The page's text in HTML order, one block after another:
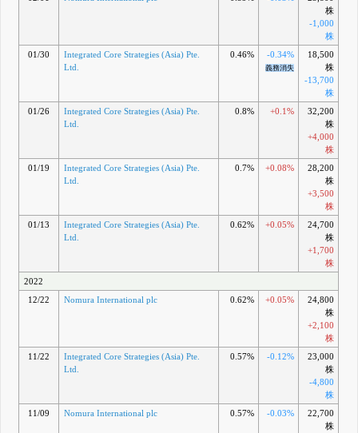
株
-1,000
株
01/30
Integrated Core Strategies (Asia) Pte.
Ltd.
0.46% -0.34%
義務消失
18,500
株
-13,700
株
01/26
Integrated Core Strategies (Asia) Pte.
Ltd.
0.8% +0.1%
32,200
株
+4,000
株
01/19
Integrated Core Strategies (Asia) Pte.
Ltd.
0.7% +0.08%
28,200
株
+3,500
株
01/13
Integrated Core Strategies (Asia) Pte.
Ltd.
0.62% +0.05%
24,700
株
+1,700
株
2022
12/22
Nomura International plc 0.62% +0.05%
24,800
株
+2,100
株
11/22
Integrated Core Strategies (Asia) Pte.
Ltd.
0.57% -0.12%
23,000
株
-4,800
株
11/09
Nomura International plc 0.57% -0.03%
22,700
株